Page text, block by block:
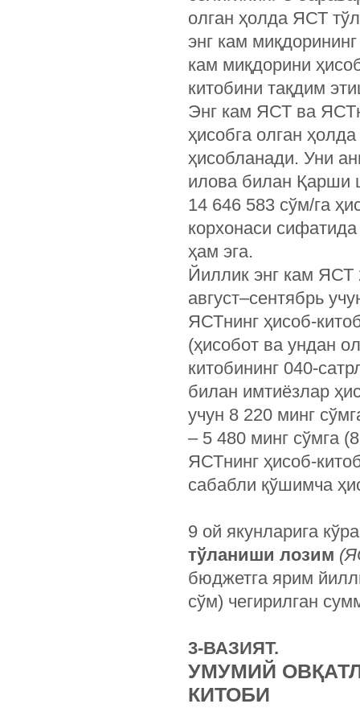
олган ҳолда ЯСТ
энг кам
кам миқдорини
китобини тақдим
Энг кам ЯСТ ва
ҳисобга олган
ҳисобланади. Уни
илова билан Қарши
14 646 583 сўм/га
корхонаси
ҳам эга.
Йиллик энг кам ЯСТ
август–сентябрь
ЯСТнинг ҳисоб-
(ҳисобот ва ундан
китобининг 040-
билан имтиёзлар
учун 8 220 минг
– 5 480 минг сўмга
ЯСТнинг ҳисоб-
сабабли қўшимча
9 ой якунларига
тўланиши лозим
бюджетга ярим
сўм) чегирилган
3-ВАЗИЯТ.
УМУМИЙ
КИТОБИ